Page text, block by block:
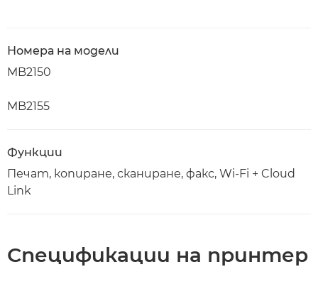
Номера на модели
MB2150
MB2155
Функции
Печат, копиране, сканиране, факс, Wi-Fi + Cloud
Link
Спецификации на принтер